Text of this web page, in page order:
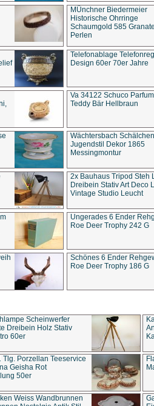
MÜnchner Biedermeier
Historische Ohrringe
Schaumgold 585
Perlen
Telefonablage
Design 60er 70er Jahre
Va 34122 Schuco
Teddy Bär Hellbraun
Wächtersbach Schälchen
Jugendstil Dekor 1865
Messingmontur
2x Bauhaus Tripod Steh
Dreibein Stativ Art Deco
Vintage Studio Leucht
Ungerades 6 Ender
Roe Deer Trophy 242 G
Schönes 6 Ender
Roe Deer Trophy 186 G
Scheinwerfer
Dreibein Holz Stativ
60er
Tlg. Porzellan Teeservice
Geisha Rot
50er
Weiss Wandbrunnen